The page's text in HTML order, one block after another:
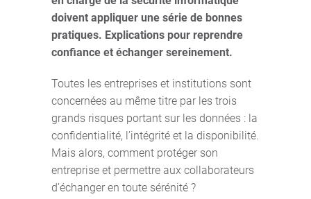
doivent appliquer une série de bonnes
pratiques. Explications pour reprendre
confiance et échanger sereinement.
Toutes les entreprises et institutions sont
concernées au même titre par les trois
grands risques portant sur les données : la
confidentialité, l’intégrité et la disponibilité.
Mais alors, comment protéger son
entreprise et permettre aux collaborateurs
d’échanger en toute sérénité ?